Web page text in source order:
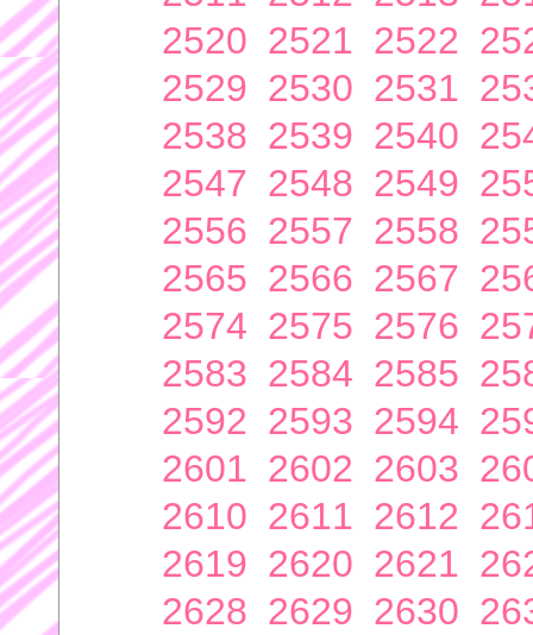
2520 2521 2522
2529 2530 2531
2538 2539 2540
2547 2548 2549
2556 2557 2558
2565 2566 2567
2574 2575 2576
2583 2584 2585
2592 2593 2594
2601 2602 2603
2610 2611 2612
2619 2620 2621
2628 2629 2630